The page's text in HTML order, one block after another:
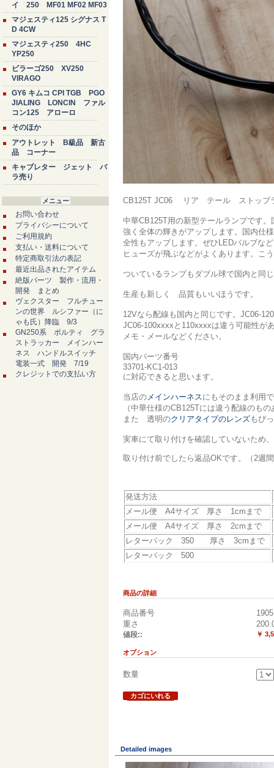
イ 250 MF01 MF02 MF03
マジェスティ125 シグナス T
D 4CW
マジェスティ250 4HC
YP250
ビラーゴ250 XV250
VIRAGO
GY6 キムコ CPI TGB PGO
JIALING LONCIN ファル
コン125 アローロ
そのほか
アウトレット B級品 新古
品 コーナー
キャブレター ジェット バ
ラ売り
メニュー
お問い合わせ
プライバシーについて
ご利用規約
支払い・送料について
特定商取引法の表記
最近出品されたアイテム
絶版パーツ 製作・流用・
開発 まとめ
ヴェクスター フルチュー
ンの世界 ルシファー（に
ゃも氏）降臨 9/3
GN250系 ボルティ グラ
ストラッカー メインハー
ネス ハンドルスイッチ
電装一式 開発 7/19
クレジットでの支払い方
CB125T JC06 リア テール ストッ
中華CB125T用の新型テールランプです
強く全体の輝きがアップします。国内仕
全性もアップします。ぜひLEDバルブな
ヒューズが飛ぶなどがよくあります。こ
ついているランプもダブル球で国内と同
生産も新しく 品質もいいほうです。
12Vなら配線も国内と同じです。JC06-
JC06-100xxxxと110xxxxは違う可能性が
メモ・メールなどください。
国内パーツ番号
33701-KC1-013
に対応できると思います。
当店のメインハーネスにもそのまま利用
（中華仕様のCB125Tには違う配線のも
また 透明のクリアタイプのレンズもぴ
実車にて取り付けを確認していないため
取り付け前でしたら返品OKです。（2週
発送方法
メール便 A4サイズ 厚さ 1cmまで
メール便 A4サイズ 厚さ 2cmまで
レターパック 350 厚さ 3cmまで
レターパック 500
商品の詳細
商品番号
重さ
値段:: ￥
オプション
数量
カゴにいれる
Detailed images